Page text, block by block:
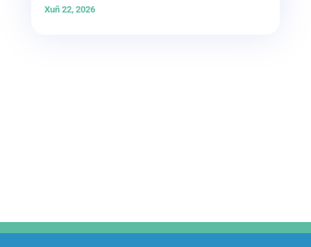
Xuñ 22, 2026